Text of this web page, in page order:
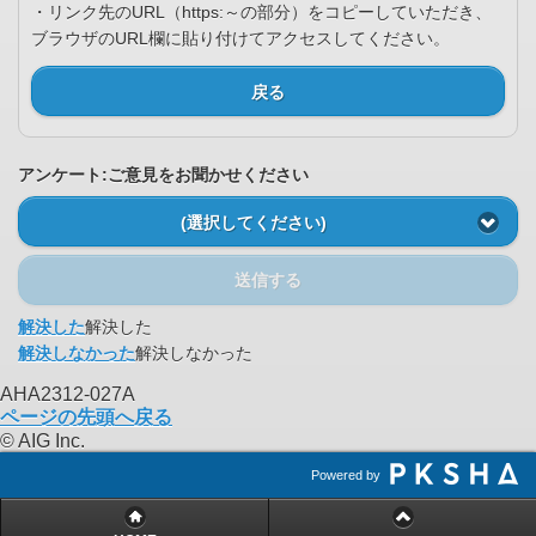
・リンク先のURL（https:～の部分）をコピーしていただき、
ブラウザのURL欄に貼り付けてアクセスしてください。
戻る
アンケート:ご意見をお聞かせください
(選択してください)
送信する
解決した解決した
解決しなかった解決しなかった
AHA2312-027A
ページの先頭へ戻る
© AIG Inc.
Powered by